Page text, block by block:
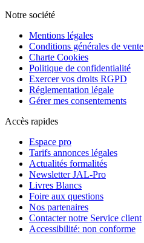
Notre société
Mentions légales
Conditions générales de vente
Charte Cookies
Politique de confidentialité
Exercer vos droits RGPD
Réglementation légale
Gérer mes consentements
Accès rapides
Espace pro
Tarifs annonces légales
Actualités formalités
Newsletter JAL-Pro
Livres Blancs
Foire aux questions
Nos partenaires
Contacter notre Service client
Accessibilité: non conforme